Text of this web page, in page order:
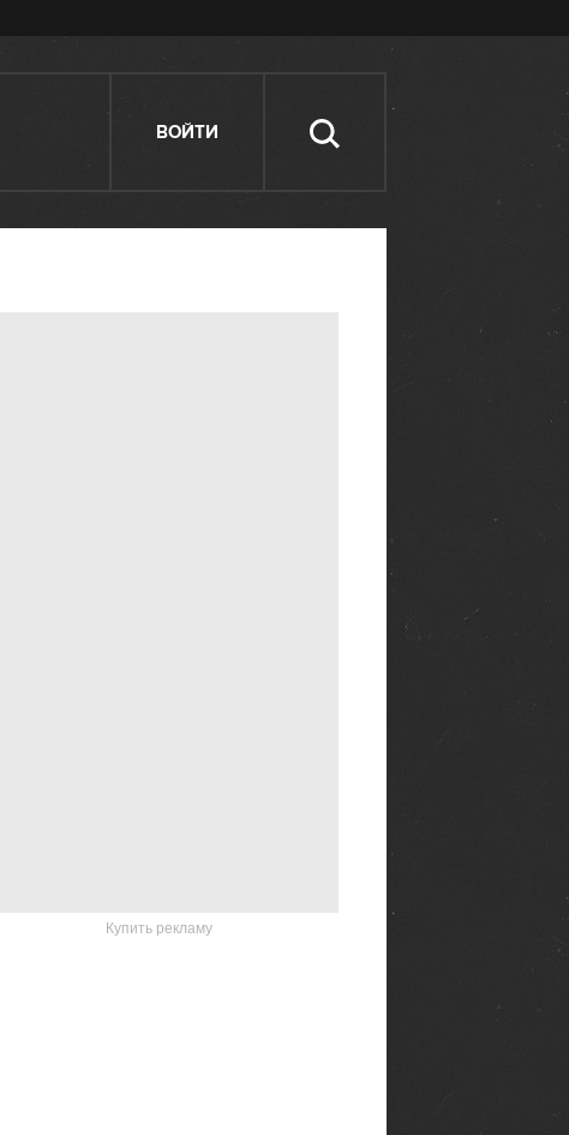
ВОЙТИ
Купить рекламу